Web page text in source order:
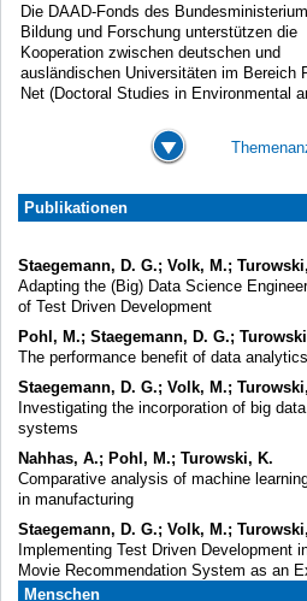
Die DAAD-Fonds des
Bildung und Forschung unterstützen die
Kooperation zwischen deutschen und
ausländischen Universitäten im Bereich
Net (Doctoral Studies in Environmental
Publikationen
Staegemann, D. G.; Volk, M.;
Adapting the (Big) Data Science
of Test Driven Development
Pohl, M.; Staegemann, D. G.;
The performance benefit of data
Staegemann, D. G.; Volk, M.;
Investigating the incorporation of big
systems
Nahhas, A.; Pohl, M.; Turowski, K.
Comparative analysis of machine
in manufacturing
Staegemann, D. G.; Volk, M.;
Implementing Test Driven Development
Movie Recommendation System as an
Menschen